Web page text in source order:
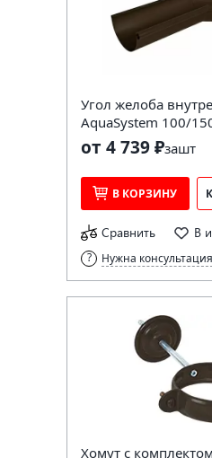
Угол желоба
AquaSystem 100/
от 4 739 ₽зашт
В КОРЗИНУ
Сравнить В
Нужна
Хомут с